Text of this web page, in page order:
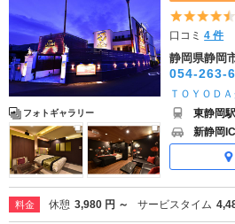
フォトギャラリー
口コミ4 件
静岡県静岡
054-263-
ＴＯＹＯＤ
東静岡
新静岡IC
料金 休憩 3,980 円 ～ サービスタイム